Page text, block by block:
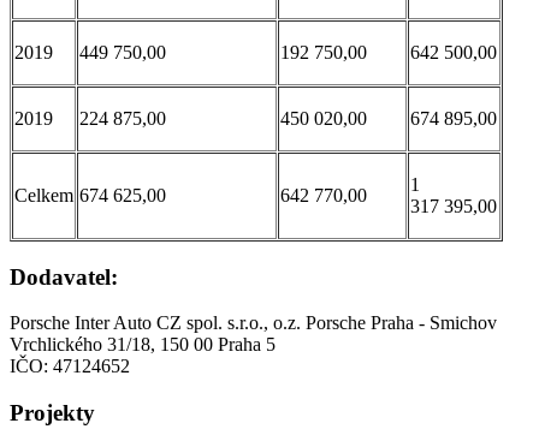
2019 449 750,00 192 750,00 642 500,00
2019 224 875,00 450 020,00 674 895,00
Celkem 674 625,00 642 770,00
1
317 395,00
Dodavatel:
Porsche Inter Auto CZ spol. s.r.o., o.z. Porsche Praha - Smichov
Vrchlického 31/18, 150 00 Praha 5
IČO: 47124652
Projekty